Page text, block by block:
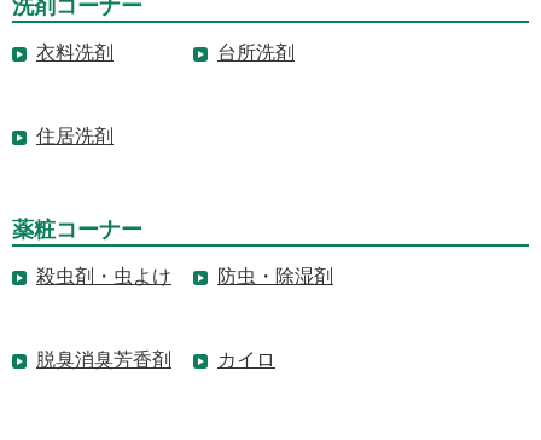
洗剤コーナー
衣料洗剤 台所洗剤
住居洗剤
薬粧コーナー
殺虫剤・虫よけ 防虫・除湿剤
脱臭消臭芳香剤 カイロ